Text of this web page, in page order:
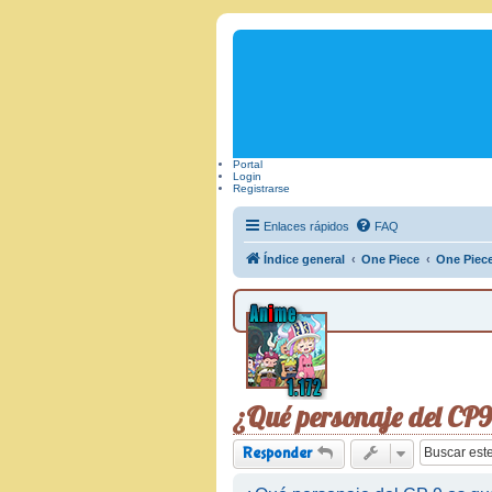
Portal
Login
Registrarse
Enlaces rápidos FAQ
Índice general One Piece One
¿Qué personaje del
Responder